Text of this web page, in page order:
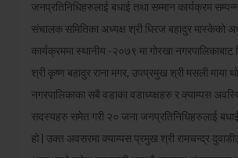
जनप्रतिनिधिहरुलाई बधाई तथा सम्मान कार्यक्रम
संचालक समितिका अध्यक्ष श्री धिरज बहादुर मास्केको
कार्यक्रममा स्थानीय -२०७९ मा गोरखा नगरपालिकाबाट
श्री कृष्ण बहादुर राना मगर, उपप्रमुख श्री मसली माया
नगरपालिकाका सबै वडाका वडाध्य्क्षहरु र क्याम्पस
सदस्यहरु समेत गरी २० जना जनप्रतिनिधिहरुलाई बधाई
हो | उक्त अवसरमा क्याम्पस प्रमुख श्री रामचन्द्र